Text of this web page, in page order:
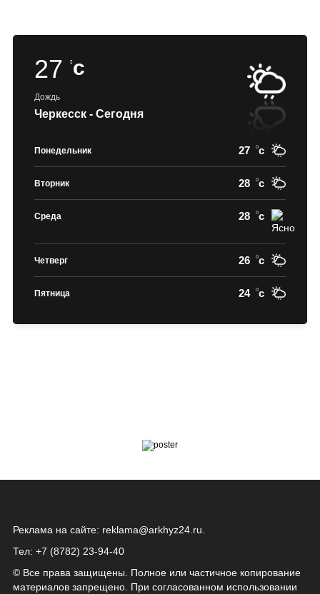
27 c
Дождь
Черкесск - Сегодня
Понедельник 27 c
Вторник 28 c
Среда 28 c
Четверг 26 c
Пятница 24 c
Реклама на сайте: reklama@arkhyz24.ru.
Тел: +7 (8782) 23‑94‑40
© Все права защищены. Полное или частичное копирование
материалов запрещено. При согласованном использовании